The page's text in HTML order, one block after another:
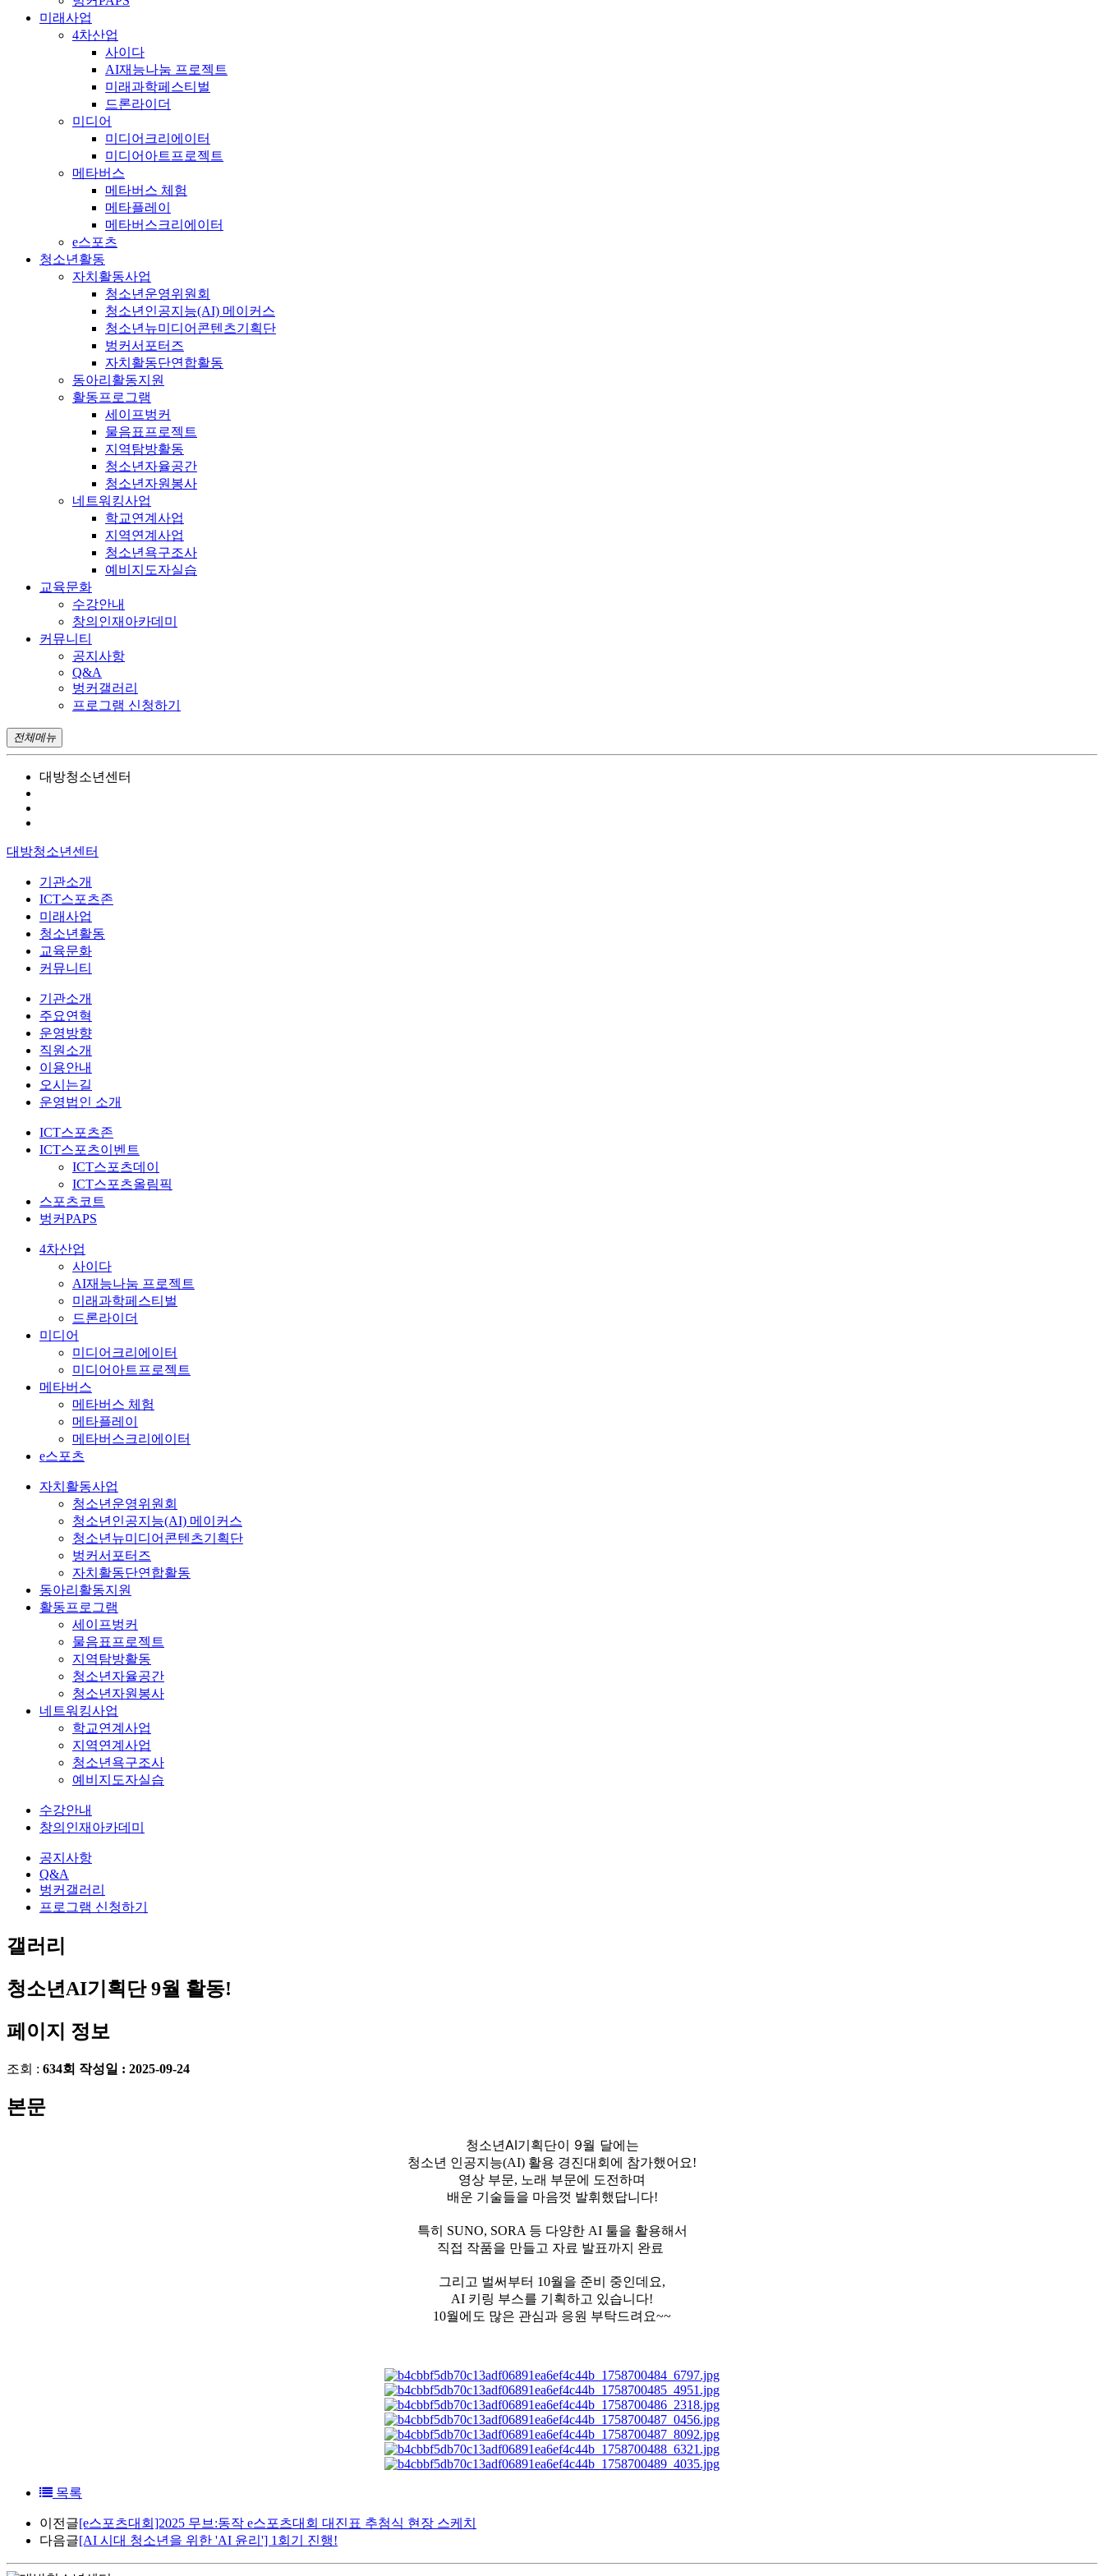
미래사업
4차산업
사이다
AI재능나눔 프로젝트
미래과학페스티벌
드론라이더
미디어
미디어크리에이터
미디어아트프로젝트
메타버스
메타버스 체험
메타플레이
메타버스크리에이터
e스포츠
청소년활동
자치활동사업
청소년운영위원회
청소년인공지능(AI) 메이커스
청소년뉴미디어콘텐츠기획단
벙커서포터즈
자치활동단연합활동
동아리활동지원
활동프로그램
세이프벙커
물음표프로젝트
지역탐방활동
청소년자율공간
청소년자원봉사
네트워킹사업
학교연계사업
지역연계사업
청소년욕구조사
예비지도자실습
교육문화
수강안내
창의인재아카데미
커뮤니티
공지사항
Q&A
벙커갤러리
프로그램 신청하기
전체메뉴
대방청소년센터
대방청소년센터
기관소개
ICT스포츠존
미래사업
청소년활동
교육문화
커뮤니티
기관소개
주요연혁
운영방향
직원소개
이용안내
오시는길
운영법인 소개
ICT스포츠존
ICT스포츠이벤트
ICT스포츠데이
ICT스포츠올림픽
스포츠코트
벙커PAPS
4차산업
사이다
AI재능나눔 프로젝트
미래과학페스티벌
드론라이더
미디어
미디어크리에이터
미디어아트프로젝트
메타버스
메타버스 체험
메타플레이
메타버스크리에이터
e스포츠
자치활동사업
청소년운영위원회
청소년인공지능(AI) 메이커스
청소년뉴미디어콘텐츠기획단
벙커서포터즈
자치활동단연합활동
동아리활동지원
활동프로그램
세이프벙커
물음표프로젝트
지역탐방활동
청소년자율공간
청소년자원봉사
네트워킹사업
학교연계사업
지역연계사업
청소년욕구조사
예비지도자실습
수강안내
창의인재아카데미
공지사항
Q&A
벙커갤러리
프로그램 신청하기
갤러리
청소년AI기획단 9월 활동!
페이지 정보
조회 : 634회 작성일 : 2025-09-24
본문
청소년AI기획단이 9월 달에는
청소년 인공지능(AI) 활용 경진대회에 참가했어요!
영상 부문, 노래 부문에 도전하며
배운 기술들을 마음껏 발휘했답니다!
특히 SUNO, SORA 등 다양한 AI 툴을 활용해서
직접 작품을 만들고 자료 발표까지 완료
그리고 벌써부터 10월을 준비 중인데요,
AI 키링 부스를 기획하고 있습니다!
10월에도 많은 관심과 응원 부탁드려요~~
목록
이전글[e스포츠대회]2025 무브:동작 e스포츠대회 대진표 추첨식 현장 스케치
다음글[AI 시대 청소년을 위한 'AI 윤리'] 1회기 진행!